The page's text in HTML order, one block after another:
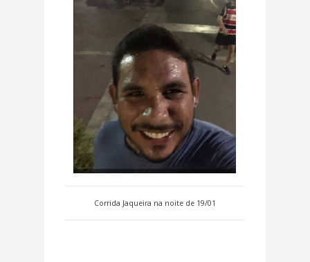
Corrida Jaqueira na noite de 19/01